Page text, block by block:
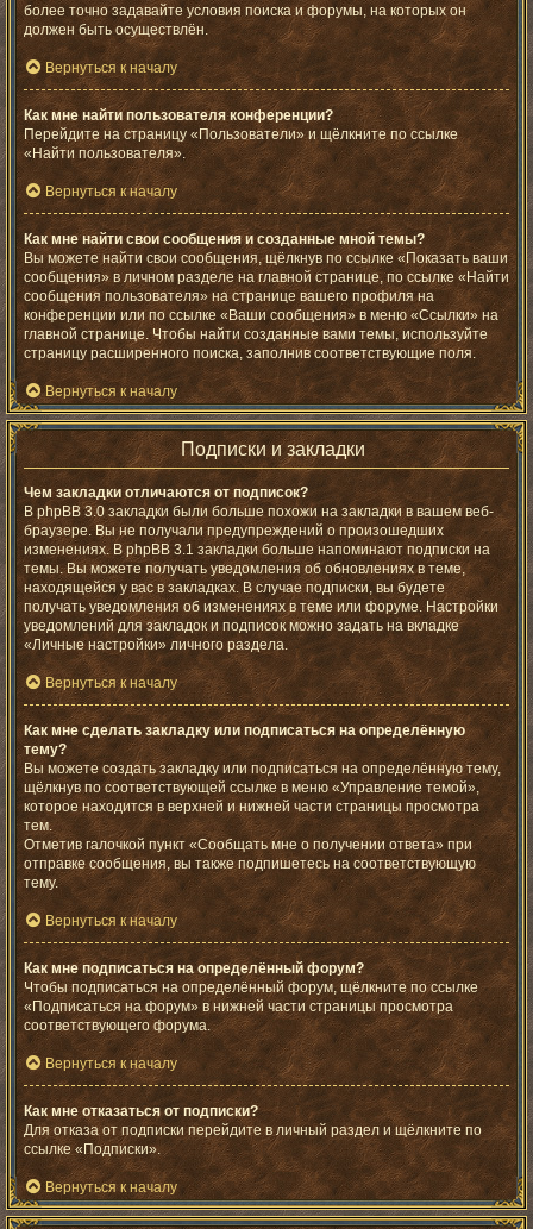
более точно задавайте условия поиска и форумы, на которых он
должен быть осуществлён.
Вернуться к началу
Как мне найти пользователя конференции?
Перейдите на страницу «Пользователи» и щёлкните по ссылке
«Найти пользователя».
Вернуться к началу
Как мне найти свои сообщения и созданные мной темы?
Вы можете найти свои сообщения, щёлкнув по ссылке «Показать ваши
сообщения» в личном разделе на главной странице, по ссылке «Найти
сообщения пользователя» на странице вашего профиля на
конференции или по ссылке «Ваши сообщения» в меню «Ссылки» на
главной странице. Чтобы найти созданные вами темы, используйте
страницу расширенного поиска, заполнив соответствующие поля.
Вернуться к началу
Подписки и закладки
Чем закладки отличаются от подписок?
В phpBB 3.0 закладки были больше похожи на закладки в вашем веб-
браузере. Вы не получали предупреждений о произошедших
изменениях. В phpBB 3.1 закладки больше напоминают подписки на
темы. Вы можете получать уведомления об обновлениях в теме,
находящейся у вас в закладках. В случае подписки, вы будете
получать уведомления об изменениях в теме или форуме. Настройки
уведомлений для закладок и подписок можно задать на вкладке
«Личные настройки» личного раздела.
Вернуться к началу
Как мне сделать закладку или подписаться на определённую
тему?
Вы можете создать закладку или подписаться на определённую тему,
щёлкнув по соответствующей ссылке в меню «Управление темой»,
которое находится в верхней и нижней части страницы просмотра
тем.
Отметив галочкой пункт «Сообщать мне о получении ответа» при
отправке сообщения, вы также подпишетесь на соответствующую
тему.
Вернуться к началу
Как мне подписаться на определённый форум?
Чтобы подписаться на определённый форум, щёлкните по ссылке
«Подписаться на форум» в нижней части страницы просмотра
соответствующего форума.
Вернуться к началу
Как мне отказаться от подписки?
Для отказа от подписки перейдите в личный раздел и щёлкните по
ссылке «Подписки».
Вернуться к началу